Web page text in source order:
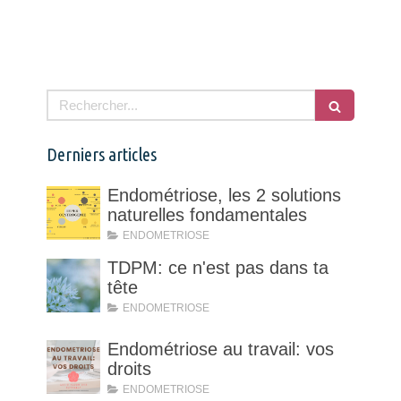
Rechercher
Derniers articles
Endométriose, les 2 solutions
naturelles fondamentales
ENDOMETRIOSE
TDPM: ce n'est pas dans ta
tête
ENDOMETRIOSE
Endométriose au travail: vos
droits
ENDOMETRIOSE